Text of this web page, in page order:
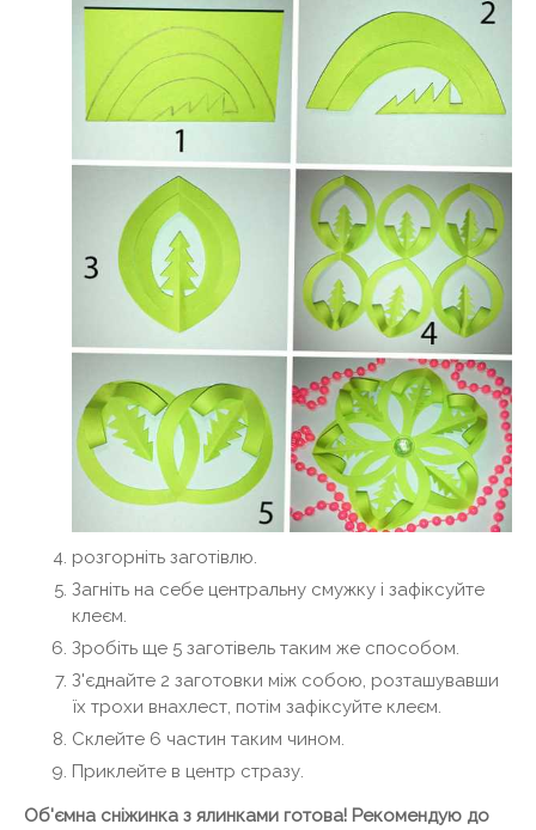
розгорніть заготівлю.
Загніть на себе центральну смужку і зафіксуйте
клеєм.
Зробіть ще 5 заготівель таким же способом.
З'єднайте 2 заготовки між собою, розташувавши
їх трохи внахлест, потім зафіксуйте клеєм.
Склейте 6 частин таким чином.
Приклейте в центр стразу.
Об'ємна сніжинка з ялинками готова! Рекомендую до